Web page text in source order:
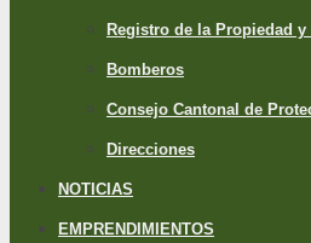
Registro de la Propiedad y
Bomberos
Consejo Cantonal de
Direcciones
NOTICIAS
EMPRENDIMIENTOS